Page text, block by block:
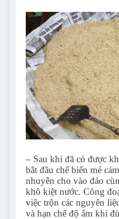
– Sau khi đã có được
bắt đầu chế biến mẻ
nhuyễn cho vào đảo
khô kiệt nước. Công
việc trộn các nguyên
và hạn chế độ ẩm khi